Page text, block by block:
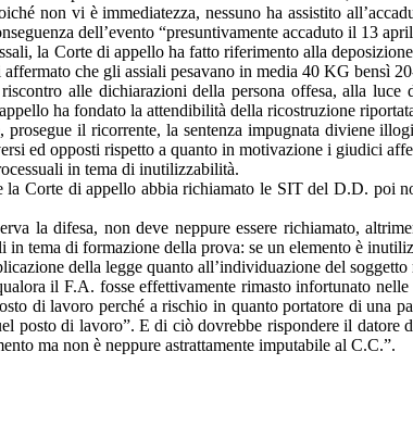
non vi è immediatezza, nessuno ha assistito
dell’evento “presuntivamente accaduto il 13
la Corte di appello ha fatto riferimento alla
affermato che gli assiali pesavano in media 40 KG bensì
alle dichiarazioni della persona offesa, alla
ha fondato la attendibilità della ricostruzione
prosegue il ricorrente, la sentenza impugnata diviene
ed opposti rispetto a quanto in motivazione i giudici
in tema di inutilizzabilità.
la Corte di appello abbia richiamato le SIT del D.D. poi
la difesa, non deve neppure essere richiamato,
in tema di formazione della prova: se un elemento è
della legge quanto all’individuazione del soggetto
il F.A. fosse effettivamente rimasto infortunato
di lavoro perché a rischio in quanto portatore di una
posto di lavoro”. E di ciò dovrebbe rispondere il datore
ma non è neppure astrattamente imputabile al C.C.”.